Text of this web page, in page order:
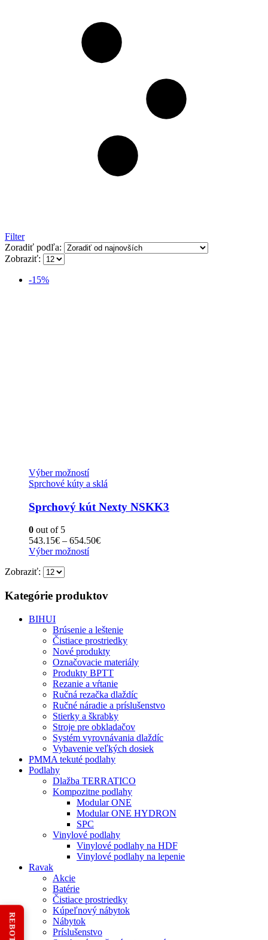
Filter
Zoradiť podľa:
Zobraziť:
-15%
Výber možnostíTento
produkt
viacero
variantov.
si
môžete
vybrať
produktu.
Sprchové kúty a sklá
Sprchový kút Nexty NSKK3
0 out of 5
543.15€ – 654.50€Price
Výber možnostíTento
variantov.
môžete
vybrať
na
stránke
produktu.
Zobraziť:
Kategórie produktov
BIHUI
Brúsenie a leštenie
Čistiace prostriedky
Nové produkty
Označovacie materiály
Produkty BPTT
Rezanie a vŕtanie
Ručná rezačka dlaždíc
Ručné náradie a príslušenstvo
Stierky a škrabky
Stroje pre obkladačov
Systém vyrovnávania dlaždíc
Vybavenie veľkých dosiek
PMMA tekuté podlahy
Podlahy
Dlažba TERRATICO
Kompozitne podlahy
Modular ONE
Modular ONE HYDRON
SPC
Vinylové podlahy
Vinylové podlahy na HDF
Vinylové podlahy na lepenie
Ravak
Akcie
Batérie
Čistiace prostriedky
Kúpeľnový nábytok
Nábytok
Príslušenstvo